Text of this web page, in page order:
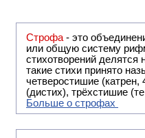
Строфа - это объединение двух
или общую систему рифм, и регулярно или периодически
стихотворений делятся на строфы и т.о. являются строфическими.
такие стихи принято называть астрофическими. Самая популярная строфа в русской поэзии -
четверостишие
(дистих), трёхстишие
Больше о строфах